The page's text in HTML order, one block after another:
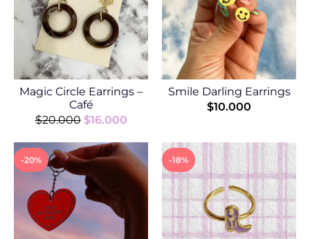
Magic Circle Earrings –
Café
$20.000 $16.000
Smile Darling Earrings
$10.000
-20% -18%